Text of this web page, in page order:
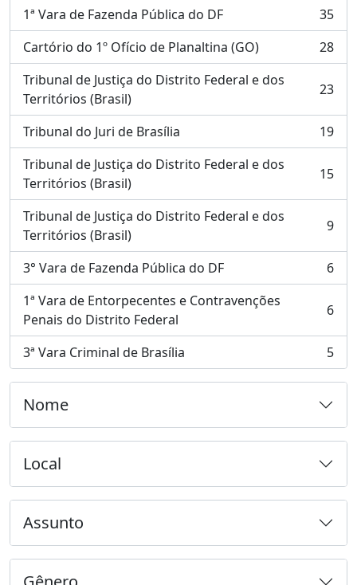
1ª Vara de Fazenda Pública do DF
, 35 resultados
35
Cartório do 1º Ofício de Planaltina (GO)
, 28 resultados
28
Tribunal de Justiça do Distrito Federal e dos
Territórios (Brasil)
, 23 resultados 23
Tribunal do Juri de Brasília
, 19 resultados
19
Tribunal de Justiça do Distrito Federal e dos
Territórios (Brasil)
, 15 resultados 15
Tribunal de Justiça do Distrito Federal e dos
Territórios (Brasil)
, 9 resultados 9
3° Vara de Fazenda Pública do DF
, 6 resultados
6
1ª Vara de Entorpecentes e Contravenções
Penais do Distrito Federal
, 6 resultados 6
3ª Vara Criminal de Brasília
, 5 resultados 5
Nome
Local
Assunto